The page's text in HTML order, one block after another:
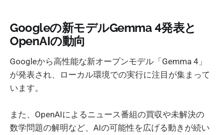
Googleの新モデルGemma 4発表と
OpenAIの動向
Googleから高性能な新オープンモデル「Gemma 4」
が発表され、ローカル環境での実行に注目が集まって
います。
また、OpenAIによるニュース番組の買収や未解決の
数学問題の解明など、AIの可能性を広げる動きが続い